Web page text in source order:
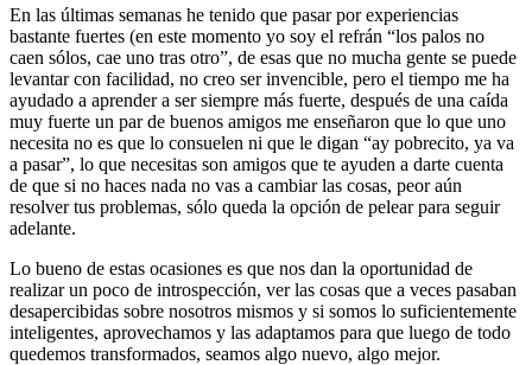
En las últimas semanas he tenido que pasar por experiencias
bastante fuertes (en este momento yo soy el refrán “los palos no
caen sólos, cae uno tras otro”, de esas que no mucha gente se puede
levantar con facilidad, no creo ser invencible, pero el tiempo me ha
ayudado a aprender a ser siempre más fuerte, después de una caída
muy fuerte un par de buenos amigos me enseñaron que lo que uno
necesita no es que lo consuelen ni que le digan “ay pobrecito, ya va
a pasar”, lo que necesitas son amigos que te ayuden a darte cuenta
de que si no haces nada no vas a cambiar las cosas, peor aún
resolver tus problemas, sólo queda la opción de pelear para seguir
adelante.
Lo bueno de estas ocasiones es que nos dan la oportunidad de
realizar un poco de introspección, ver las cosas que a veces pasaban
desapercibidas sobre nosotros mismos y si somos lo suficientemente
inteligentes, aprovechamos y las adaptamos para que luego de todo
quedemos transformados, seamos algo nuevo, algo mejor.